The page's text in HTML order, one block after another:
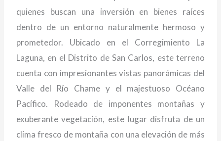
quienes buscan una inversión en bienes raíces
dentro de un entorno naturalmente hermoso y
prometedor. Ubicado en el Corregimiento La
Laguna, en el Distrito de San Carlos, este terreno
cuenta con impresionantes vistas panorámicas del
Valle del Río Chame y el majestuoso Océano
Pacífico. Rodeado de imponentes montañas y
exuberante vegetación, este lugar disfruta de un
clima fresco de montaña con una elevación de más